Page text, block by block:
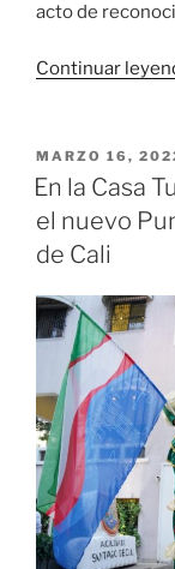
acto de
Continuar
PUBLICADO
EL
MARZO 16,
En la Casa
el nuevo
de Cali